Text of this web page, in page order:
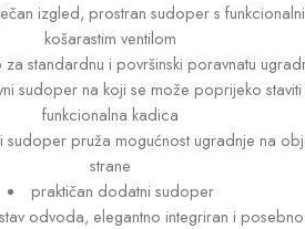
izgled, prostran sudoper s
košarastim ventilom
za standardnu i površinski poravnatu
sudoper na koji se može poprijeko staviti
funkcionalna kadica
sudoper pruža mogućnost ugradnje na
strane
praktičan dodatni sudoper
odvoda, elegantno integriran i posebno